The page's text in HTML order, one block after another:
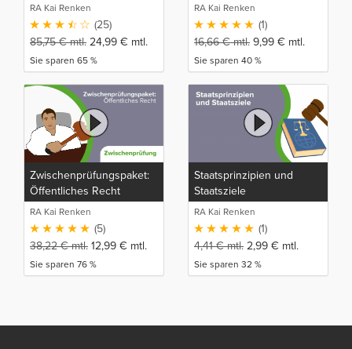
RA Kai Renken
(25)
85,75€mtl. 24,99 € mtl.
Sie sparen 65 %
RA Kai Renken
(1)
16,66€mtl. 9,99 € mtl.
Sie sparen 40 %
Zwischenprüfungspaket:
Öffentliches Recht
RA Kai Renken
(5)
38,22€mtl. 12,99 € mtl.
Sie sparen 76 %
Staatsprinzipien und
Staatsziele
RA Kai Renken
(1)
4,41€mtl. 2,99 € mtl.
Sie sparen 32 %